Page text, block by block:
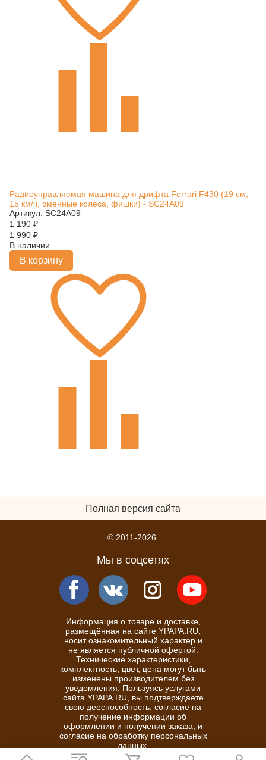
Радиоуправляемая машина для дрифта Ferrari F430 (19 см,
15 км/ч, сменные колеса, фишки) - SC24A09
Артикул: SC24A09
1 190 ₽
1 990 ₽
В наличии
В корзину
Полная версия сайта
© 2011-2026
Мы в соцсетях
Информация о товаре и доставке,
размещённая на сайте YPAPA.RU,
носит ознакомительный характер и
не является публичной офертой.
Технические характеристики,
комплектность, цвет, цена могут быть
изменены производителем без
уведомления. Пользуясь услугами
сайта YPAPA.RU, вы подтверждаете
свою дееспособность, согласие на
получение информации об
оформлении и получении заказа, и
согласие на обработку персональных
данных.